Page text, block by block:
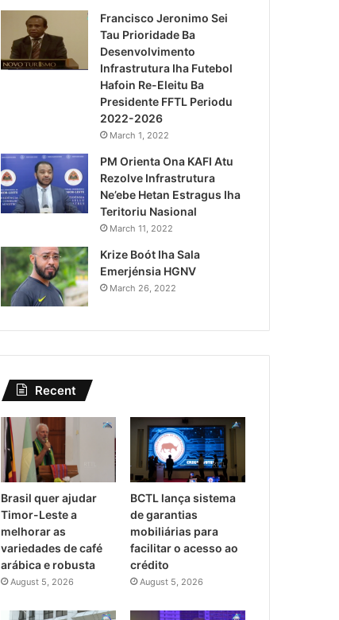
Governu Promete Tau
Minerais no Setór
Francisco Jeronimo Sei
Tau Prioridade Ba
Desenvolvimento
Infrastrutura Iha Futebol
Hafoin Re-Eleitu Ba
Presidente FFTL Periodu
2022-2026
March 1, 2022
PM Orienta Ona KAFI Atu
Rezolve Infrastrutura
Ne’ebe Hetan Estragus Iha
Teritoriu Nasional
March 11, 2022
Krize Boót Iha Sala
Emerjénsia HGNV
March 26, 2022
Recent
Brasil quer ajudar
Timor-Leste a
melhorar as
variedades de café
arábica e robusta
August 5, 2026
BCTL lança sistema
de garantias
mobiliárias para
facilitar o acesso ao
crédito
August 5, 2026